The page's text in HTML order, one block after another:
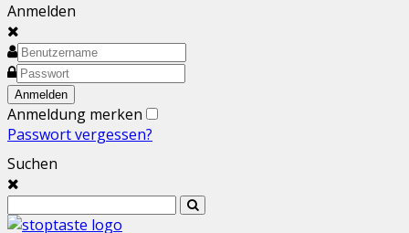
Anmelden
Anmeldung merken
Passwort vergessen?
Suchen